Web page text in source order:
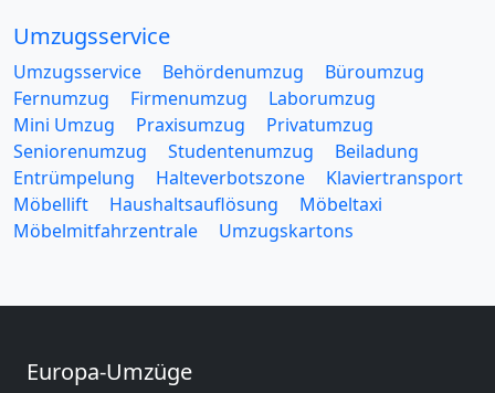
Umzugsservice
Umzugsservice Behördenumzug
Büroumzug
Fernumzug
Firmenumzug
Laborumzug
Mini Umzug
Praxisumzug
Privatumzug
Seniorenumzug
Studentenumzug
Beiladung
Entrümpelung
Halteverbotszone
Klaviertransport
Möbellift
Haushaltsauflösung
Möbeltaxi
Möbelmitfahrzentrale
Umzugskartons
Europa-Umzüge